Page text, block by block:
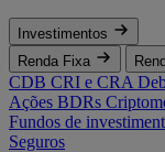
Investimentos
Renda Fixa
CDB CRI e CRA
Ações BDRs
Fundos de
Seguros